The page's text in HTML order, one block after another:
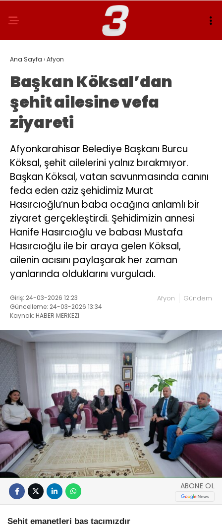
Ana Sayfa ›Afyon
Başkan Köksal’dan
şehit ailesine vefa
ziyareti
Afyonkarahisar Belediye Başkanı Burcu
Köksal, şehit ailelerini yalnız bırakmıyor.
Başkan Köksal, vatan savunmasında canını
feda eden aziz şehidimiz Murat
Hasırcıoğlu’nun baba ocağına anlamlı bir
ziyaret gerçekleştirdi. Şehidimizin annesi
Hanife Hasırcıoğlu ve babası Mustafa
Hasırcıoğlu ile bir araya gelen Köksal,
ailenin acısını paylaşarak her zaman
yanlarında olduklarını vurguladı.
Giriş: 24-03-2026 12:23
Güncelleme: 24-03-2026 13:34
Kaynak: HABER MERKEZI
Afyon Gündem
ABONE OL
Şehit emanetleri baş tacımızdır